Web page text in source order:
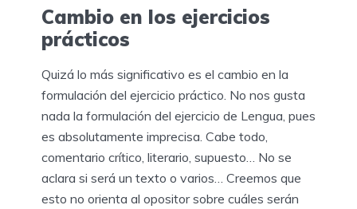
Cambio en los ejercicios
prácticos
Quizá lo más significativo es el cambio en la
formulación del ejercicio práctico. No nos gusta
nada la formulación del ejercicio de Lengua, pues
es absolutamente imprecisa. Cabe todo,
comentario crítico, literario, supuesto… No se
aclara si será un texto o varios… Creemos que
esto no orienta al opositor sobre cuáles serán